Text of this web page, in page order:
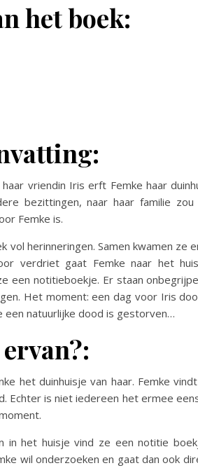
het boek:
vriendin Iris erft Femke haar
bezittingen, naar haar familie
Femke is.
vol herinneringen. Samen kwamen ze
verdriet gaat Femke naar het
een notitieboekje. Er staan
Het moment: een dag voor Iris
een natuurlijke dood is gestorven…
het duinhuisje van haar. Femke
Echter is niet iedereen het ermee
in het huisje vind ze een notitie
wil onderzoeken en gaat dan ook